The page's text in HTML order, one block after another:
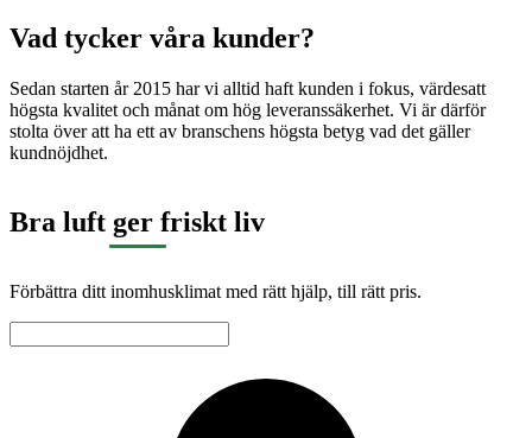
Vad tycker våra kunder?
Sedan starten år 2015 har vi alltid haft kunden i fokus, värdesatt
högsta kvalitet och månat om hög leveranssäkerhet. Vi är därför
stolta över att ha ett av branschens högsta betyg vad det gäller
kundnöjdhet.
Bra luft ger friskt liv
Förbättra ditt inomhusklimat med rätt hjälp, till rätt pris.